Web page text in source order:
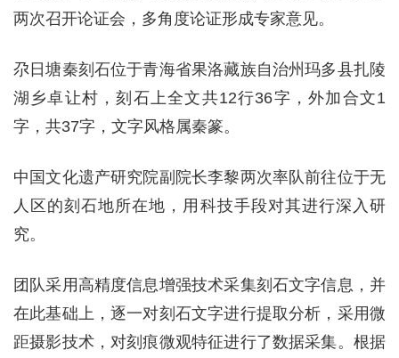
两次召开论证会，多角度论证形成专家意见。
尕日塘秦刻石位于青海省果洛藏族自治州玛多县扎陵
湖乡卓让村，刻石上全文共12行36字，外加合文1
字，共37字，文字风格属秦篆。
中国文化遗产研究院副院长李黎两次率队前往位于无
人区的刻石地所在地，用科技手段对其进行深入研
究。
团队采用高精度信息增强技术采集刻石文字信息，并
在此基础上，逐一对刻石文字进行提取分析，采用微
距摄影技术，对刻痕微观特征进行了数据采集。根据